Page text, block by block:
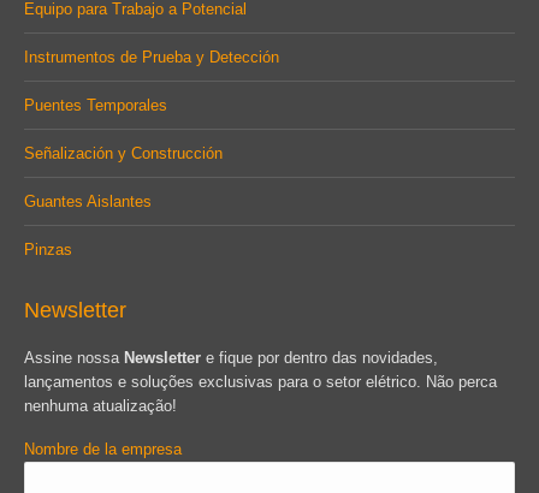
Equipo para Trabajo a Potencial
Instrumentos de Prueba y Detección
Puentes Temporales
Señalización y Construcción
Guantes Aislantes
Pinzas
Newsletter
Assine nossa Newsletter e fique por dentro das novidades,
lançamentos e soluções exclusivas para o setor elétrico. Não perca
nenhuma atualização!
Nombre de la empresa